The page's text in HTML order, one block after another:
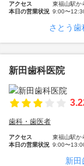
アクセス
東福山駅か
本日の営業状況 9:00〜
さとう
新田歯科医院
歯科・歯医者
アクセス
東福山駅か
本日の営業状況 9:00〜
新田